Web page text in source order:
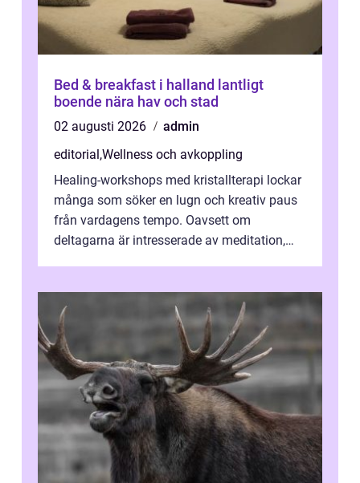
Bed & breakfast i halland lantligt
boende nära hav och stad
02 augusti 2026
admin
editorial ,Wellness och avkoppling
Healing-workshops med kristallterapi lockar
många som söker en lugn och kreativ paus
från vardagens tempo. Oavsett om
deltagarna är intresserade av meditation,